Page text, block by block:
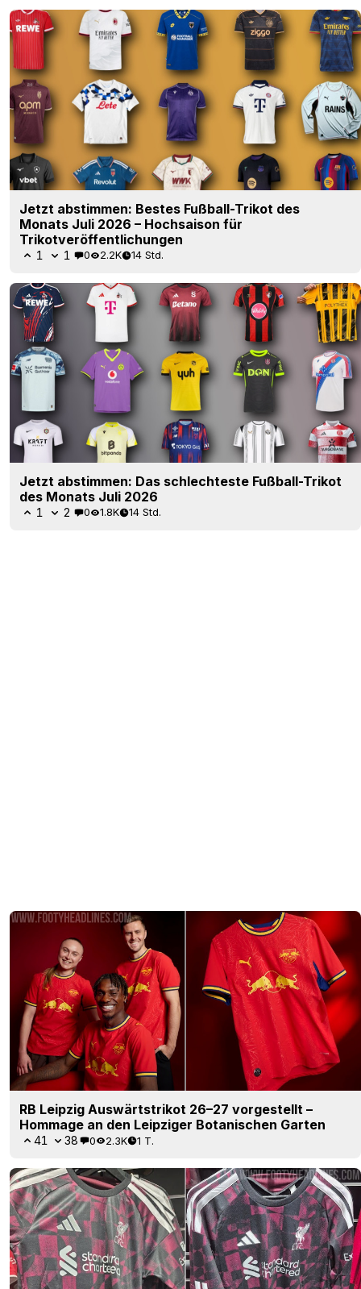
Jetzt abstimmen: Bestes Fußball-Trikot des
Monats Juli 2026 – Hochsaison für
Trikotveröffentlichungen
1 1 0 2.2K 14 Std.
Jetzt abstimmen: Das schlechteste Fußball-Trikot
des Monats Juli 2026
1 2 0 1.8K 14 Std.
RB Leipzig Auswärtstrikot 26–27 vorgestellt –
Hommage an den Leipziger Botanischen Garten
41 38 0 2.3K 1 T.